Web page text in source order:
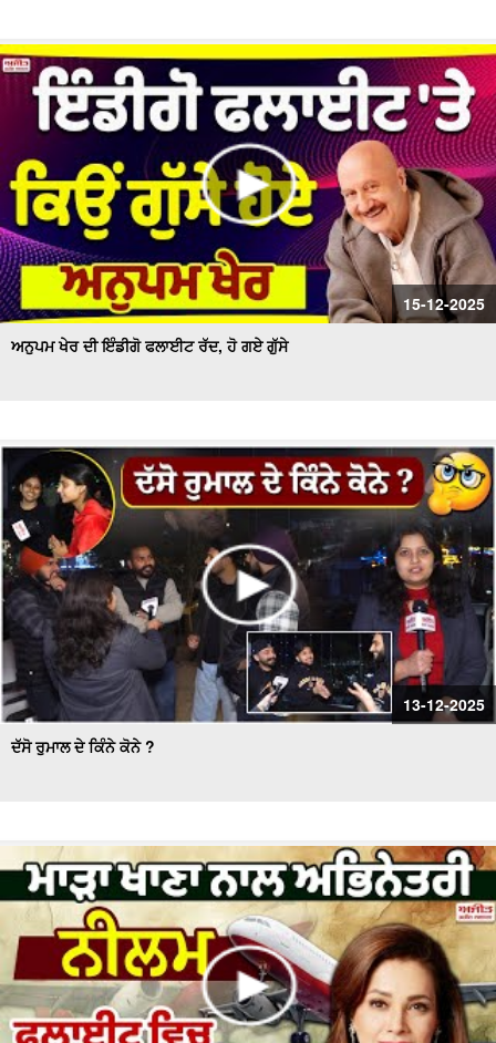
15-12-2025
ਅਨੁਪਮ ਖੇਰ ਦੀ ਇੰਡੀਗੋ ਫਲਾਈਟ ਰੱਦ, ਹੋ ਗਏ ਗੁੱਸੇ
13-12-2025
ਦੱਸੋ ਰੁਮਾਲ ਦੇ ਕਿੰਨੇ ਕੋਨੇ ?